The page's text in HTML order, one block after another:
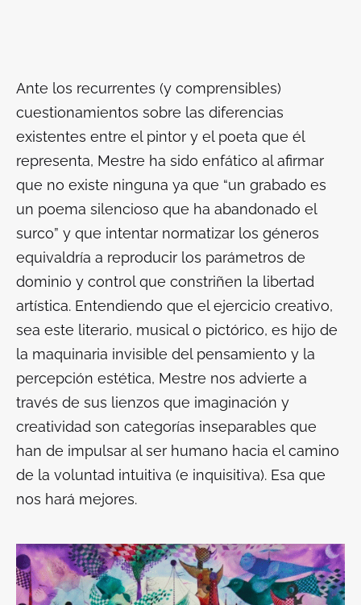
Ante los recurrentes (y comprensibles)
cuestionamientos sobre las diferencias
existentes entre el pintor y el poeta que él
representa, Mestre ha sido enfático al afirmar
que no existe ninguna ya que “un grabado es
un poema silencioso que ha abandonado el
surco” y que intentar normatizar los géneros
equivaldría a reproducir los parámetros de
dominio y control que constriñen la libertad
artística. Entendiendo que el ejercicio creativo,
sea este literario, musical o pictórico, es hijo de
la maquinaria invisible del pensamiento y la
percepción estética, Mestre nos advierte a
través de sus lienzos que imaginación y
creatividad son categorías inseparables que
han de impulsar al ser humano hacia el camino
de la voluntad intuitiva (e inquisitiva). Esa que
nos hará mejores.